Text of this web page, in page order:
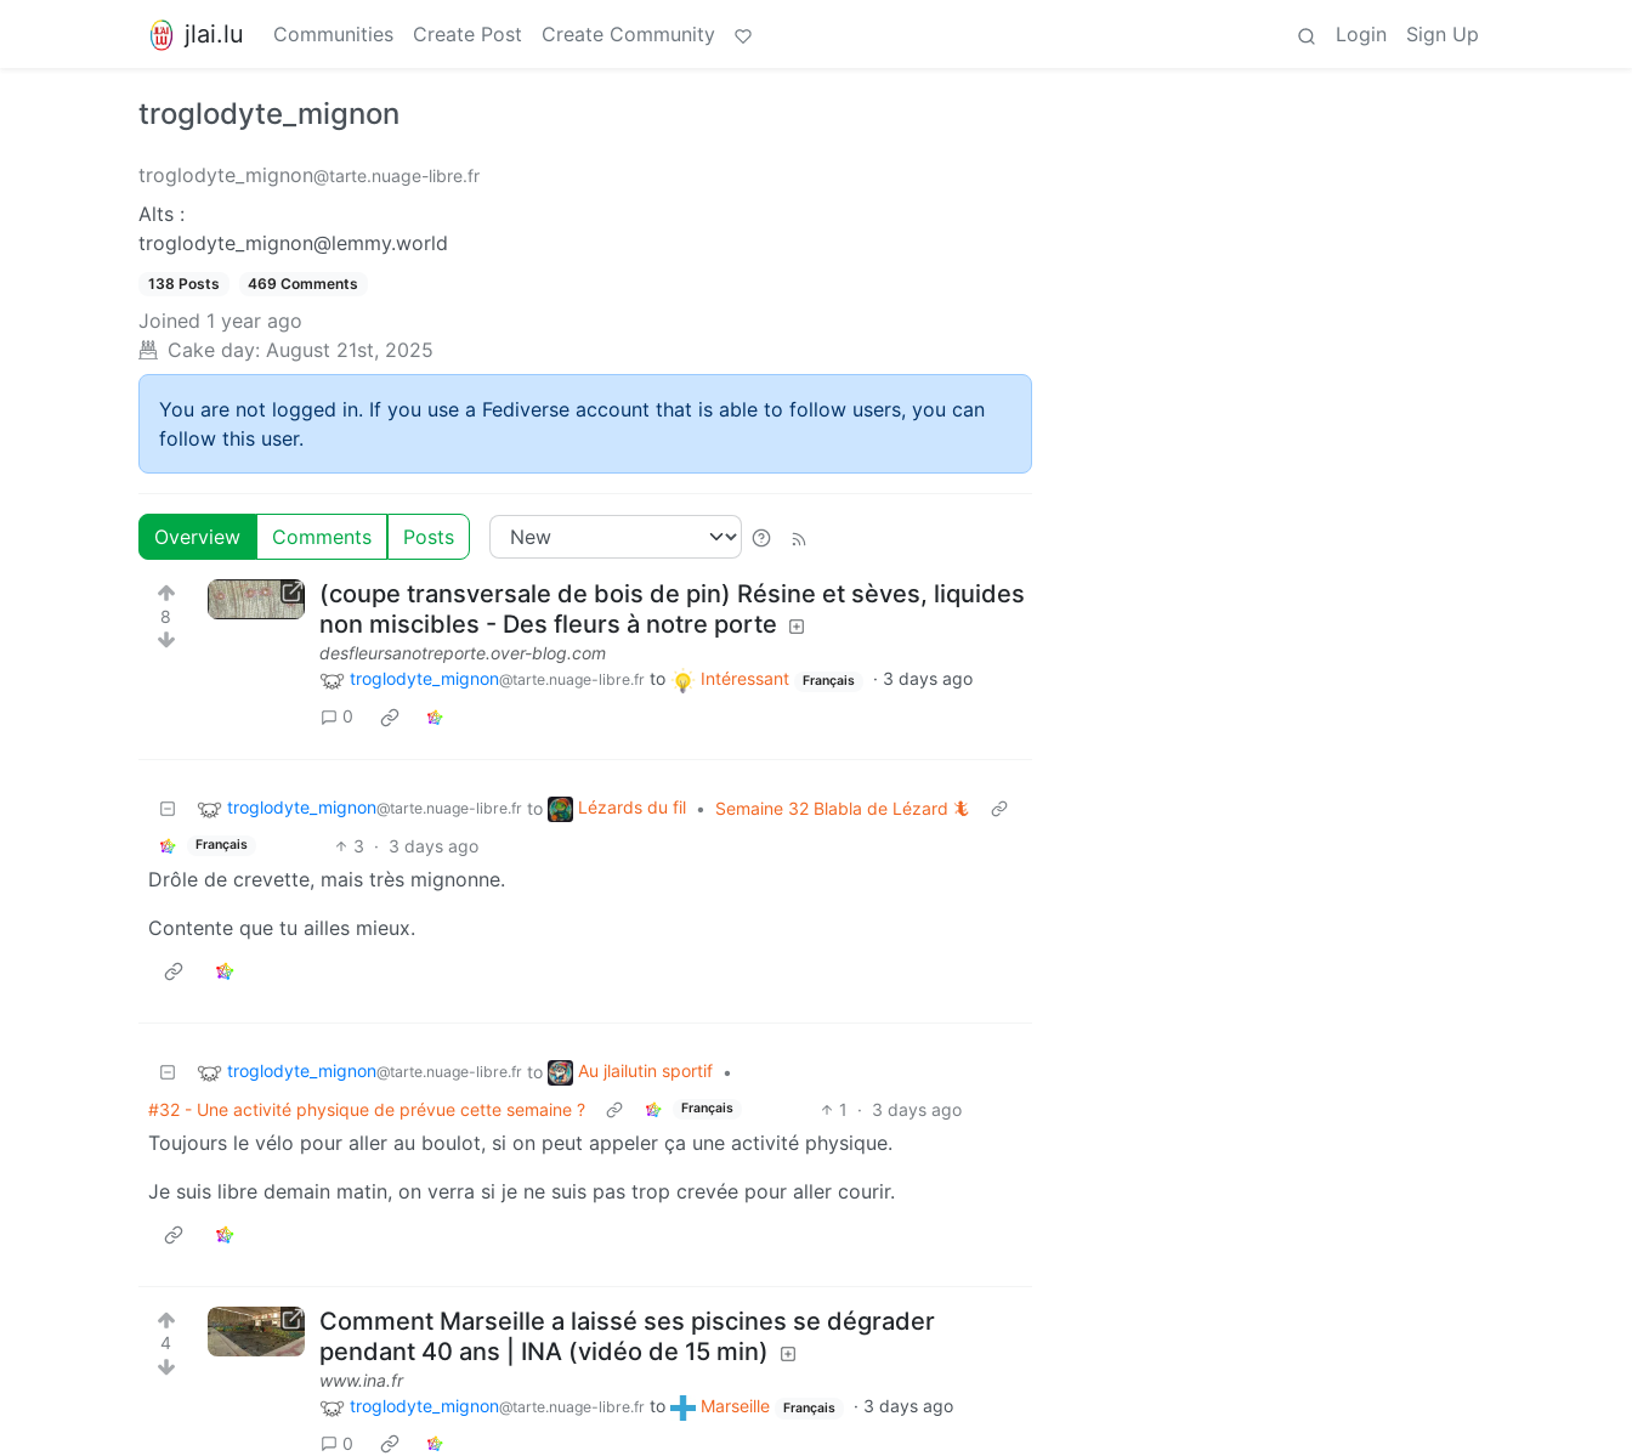
jlai.lu Communities Create Post Create Community Login Sign Up
troglodyte_mignon
troglodyte_mignon@tarte.nuage-libre.fr
Alts :
troglodyte_mignon@lemmy.world
138 Posts 469 Comments
Joined 1 year ago
Cake day: August 21st, 2025
You are not logged in. If you use a Fediverse account that is able to follow users, you can
follow this user.
Overview Comments Posts
8
(coupe transversale de bois de pin) Résine et sèves, liquides
non miscibles - Des fleurs à notre porte
desfleursanotreporte.over-blog.com
troglodyte_mignon@tarte.nuage-libre.fr to Intéressant Français · 3 days ago
0
troglodyte_mignon@tarte.nuage-libre.fr to Lézards du fil • Semaine 32 Blabla de Lézard 🦎
Français 3 · 3 days ago
Drôle de crevette, mais très mignonne.
Contente que tu ailles mieux.
troglodyte_mignon@tarte.nuage-libre.fr to Au jlailutin sportif •
#32 - Une activité physique de prévue cette semaine ?
Français 1 · 3 days ago
Toujours le vélo pour aller au boulot, si on peut appeler ça une activité physique.
Je suis libre demain matin, on verra si je ne suis pas trop crevée pour aller courir.
4
Comment Marseille a laissé ses piscines se dégrader
pendant 40 ans | INA (vidéo de 15 min)
www.ina.fr
troglodyte_mignon@tarte.nuage-libre.fr to Marseille Français · 3 days ago
0